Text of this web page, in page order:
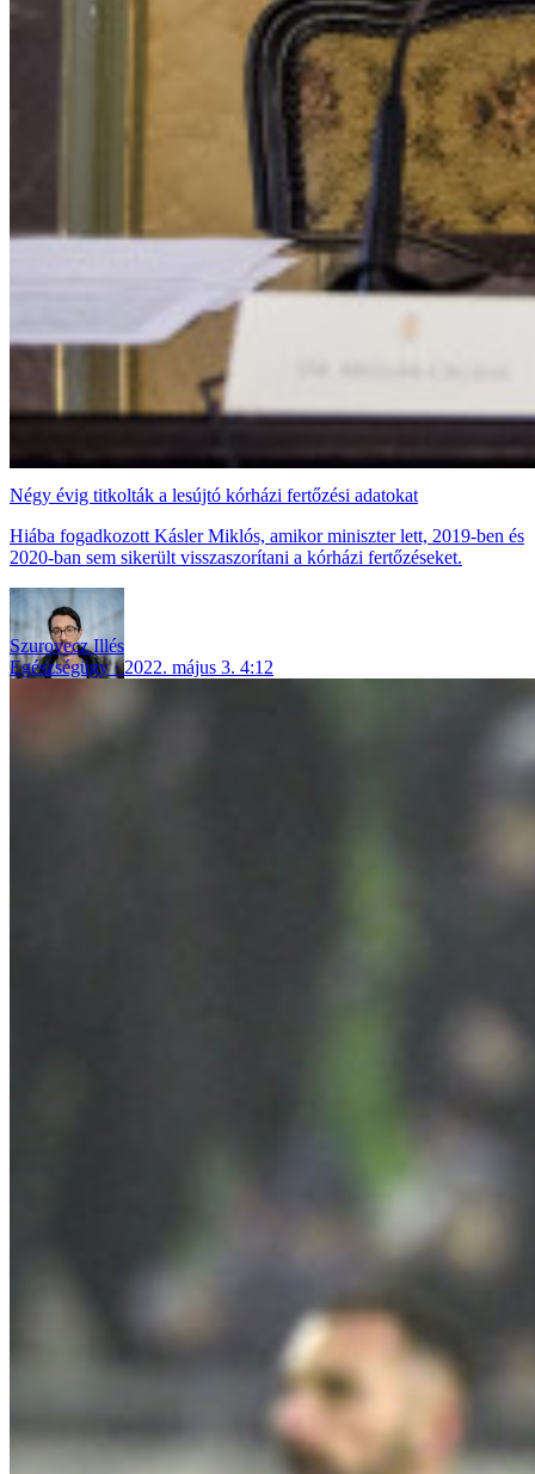
Négy évig titkolták a lesújtó kórházi fertőzési adatokat
Hiába fogadkozott Kásler Miklós, amikor miniszter lett, 2019-ben és
2020-ban sem sikerült visszaszorítani a kórházi fertőzéseket.
Szurovecz Illés
Egészségügy
2022. május 3. 4:12